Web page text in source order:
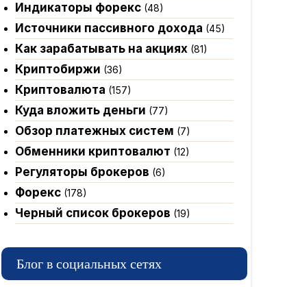
Индикаторы форекс(48)
Источники пассивного дохода (45)
Как зарабатывать на акциях(81)
Криптобиржи (36)
Криптовалюта (157)
Куда вложить деньги (77)
Обзор платежных систем (7)
Обменники криптовалют (12)
Регуляторы брокеров (6)
Форекс(178)
Черный список брокеров (19)
Блог в социальных сетях